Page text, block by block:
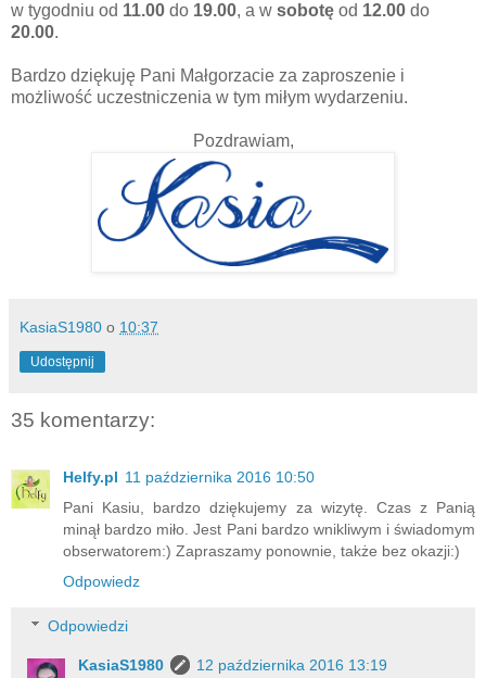
w tygodniu od 11.00 do 19.00, a w sobotę od 12.00 do
20.00.
Bardzo dziękuję Pani Małgorzacie za zaproszenie i
możliwość uczestniczenia w tym miłym wydarzeniu.
Pozdrawiam,
KasiaS1980 o 10:37
Udostępnij
35 komentarzy:
Helfy.pl 11 października 2016 10:50
Pani Kasiu, bardzo dziękujemy za wizytę. Czas z Panią
minął bardzo miło. Jest Pani bardzo wnikliwym i świadomym
obserwatorem:) Zapraszamy ponownie, także bez okazji:)
Odpowiedz
Odpowiedzi
KasiaS1980 12 października 2016 13:19